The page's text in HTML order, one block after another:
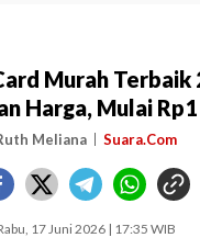
Murah Terbaik
Harga, Mulai
Meliana Suara.Com
17 Juni 2026 | 17:35 WIB